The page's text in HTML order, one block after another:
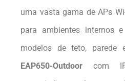
uma vasta gama de APs
para ambientes internos
modelos de teto, parede
EAP650-Outdoor com